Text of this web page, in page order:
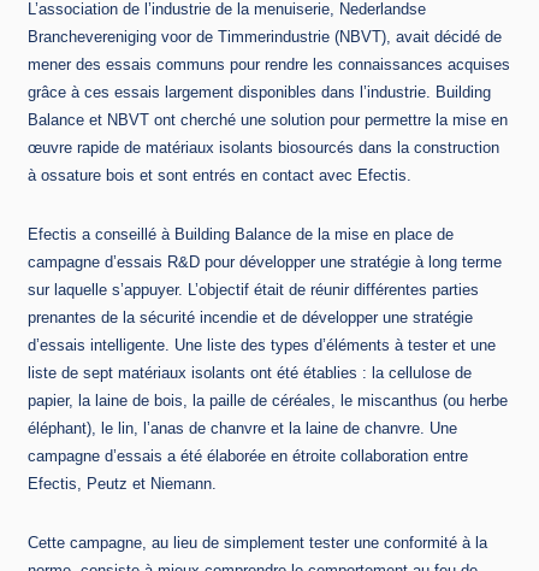
L’association de l’industrie de la menuiserie, Nederlandse
Branchevereniging voor de Timmerindustrie (NBVT), avait décidé de
mener des essais communs pour rendre les connaissances acquises
grâce à ces essais largement disponibles dans l’industrie. Building
Balance et NBVT ont cherché une solution pour permettre la mise en
œuvre rapide de matériaux isolants biosourcés dans la construction
à ossature bois et sont entrés en contact avec Efectis.
Efectis a conseillé à Building Balance de la mise en place de
campagne d’essais R&D pour développer une stratégie à long terme
sur laquelle s’appuyer. L’objectif était de réunir différentes parties
prenantes de la sécurité incendie et de développer une stratégie
d’essais intelligente. Une liste des types d’éléments à tester et une
liste de sept matériaux isolants ont été établies : la cellulose de
papier, la laine de bois, la paille de céréales, le miscanthus (ou herbe
éléphant), le lin, l’anas de chanvre et la laine de chanvre. Une
campagne d’essais a été élaborée en étroite collaboration entre
Efectis, Peutz et Niemann.
Cette campagne, au lieu de simplement tester une conformité à la